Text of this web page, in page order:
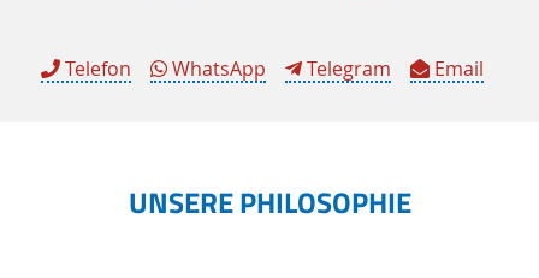
Telefon WhatsApp Telegram Email
UNSERE PHILOSOPHIE